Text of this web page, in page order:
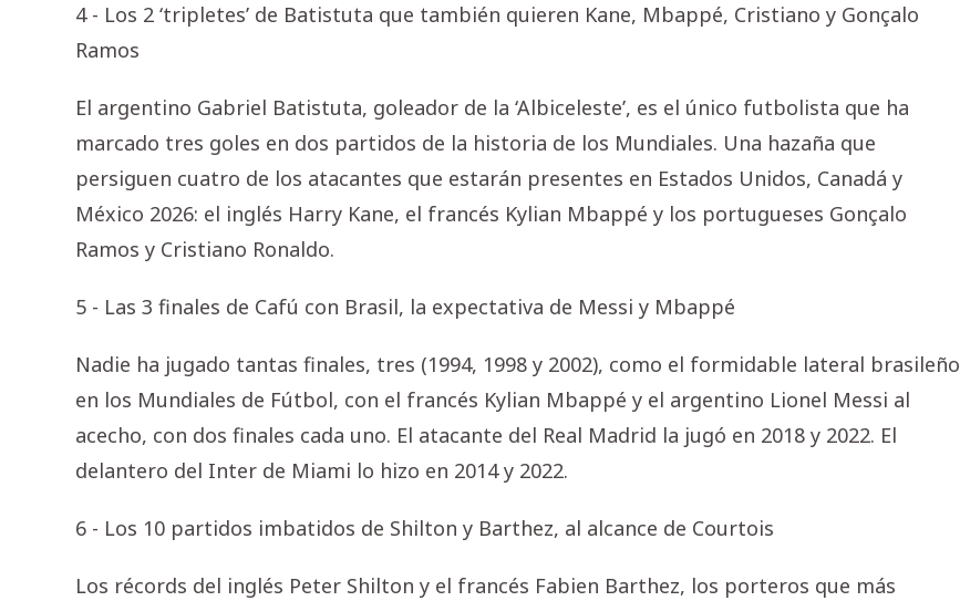
4 - Los 2 ‘tripletes’ de Batistuta que también quieren Kane, Mbappé, Cristiano y Gonçalo
Ramos
El argentino Gabriel Batistuta, goleador de la ‘Albiceleste’, es el único futbolista que ha
marcado tres goles en dos partidos de la historia de los Mundiales. Una hazaña que
persiguen cuatro de los atacantes que estarán presentes en Estados Unidos, Canadá y
México 2026: el inglés Harry Kane, el francés Kylian Mbappé y los portugueses Gonçalo
Ramos y Cristiano Ronaldo.
5 - Las 3 finales de Cafú con Brasil, la expectativa de Messi y Mbappé
Nadie ha jugado tantas finales, tres (1994, 1998 y 2002), como el formidable lateral brasileño
en los Mundiales de Fútbol, con el francés Kylian Mbappé y el argentino Lionel Messi al
acecho, con dos finales cada uno. El atacante del Real Madrid la jugó en 2018 y 2022. El
delantero del Inter de Miami lo hizo en 2014 y 2022.
6 - Los 10 partidos imbatidos de Shilton y Barthez, al alcance de Courtois
Los récords del inglés Peter Shilton y el francés Fabien Barthez, los porteros que más